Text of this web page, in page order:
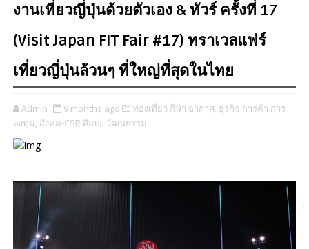
งานเที่ยวญี่ปุ่นด้วยตัวเอง & ทัวร์ ครั้งที่ 17
(Visit Japan FIT Fair #17) ทราเวลแฟร์
เที่ยวญี่ปุ่นล้วนๆ ที่ใหญ่ที่สุดในไทย​
Admin 9 months ago ท่องเที่ยว กีฬา อากาศ, ธุรกิจ การค้า การ
ลงทุน, สังคม-CSR ศิลปะ วัฒนธรรม,